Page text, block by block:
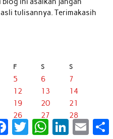
tulisannya. Terimakasih
F S S
5 6
7
12 13
14
19 20
21
26 27
28
Facebook
Twitter WhatsApp
LinkedInEmail